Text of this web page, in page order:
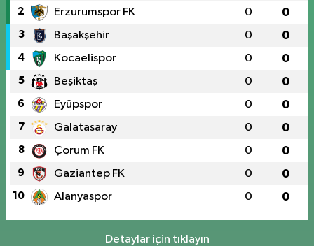
2 Erzurumspor FK 0 0
3 Başakşehir 0 0
4 Kocaelispor 0 0
5 Beşiktaş 0 0
6 Eyüpspor 0 0
7 Galatasaray 0 0
8 Çorum FK 0 0
9 Gaziantep FK 0 0
10 Alanyaspor 0 0
Detaylar için tıklayın